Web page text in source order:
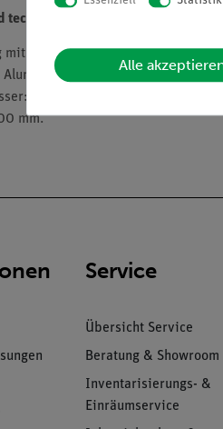
technische Daten
mit je einer Steckvorrichtung für
2 mm.
mm.
Service
Übersicht Service
Beratung & Showroom
Inventarisierungs- &
Einräumservice
Alle